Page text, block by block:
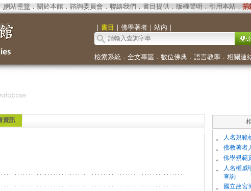
網站導覽 ． 關於本館． 諮詢委員會． 聯絡我們 ． 書目提供． 版權聲明 ． 引用本站． 捐
｜ 書目 ｜ 佛學著者｜ 站內 ｜
檢索系統． 全文專區 ． 數位佛典． 語言教學． 相關連
資訊
。 人名規範
。 佛教著者
。 佛學規範
。
人名權威
查詢
。
國立故宮